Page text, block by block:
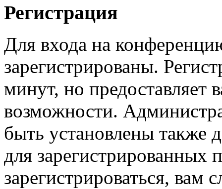
Регистрация
Для входа на
зарегистрированы.
минут, но предоставляет
возможности.
быть установлены также
для зарегистрированных
зарегистрироваться, вам